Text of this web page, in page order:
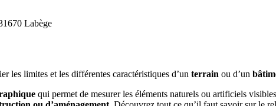
Labège
les limites et les différentes caractéristiques d’un terrain ou d’un
qui permet de mesurer les éléments naturels ou artificiels